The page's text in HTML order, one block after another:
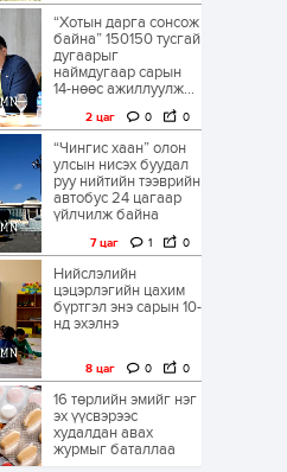
“Хотын дарга сонсож
байна” 150150 тусгай
дугаарыг
наймдугаар сарын
14-нөөс ажиллуулж...
2 цаг 0 0
“Чингис хаан” олон
улсын нисэх буудал
руу нийтийн тээврийн
автобус 24 цагаар
үйлчилж байна
7 цаг 1 0
Нийслэлийн
цэцэрлэгийн цахим
бүртгэл энэ сарын 10-
нд эхэлнэ
8 цаг 0 0
16 төрлийн эмийг нэг
эх үүсвэрээс
худалдан авах
журмыг баталлаа